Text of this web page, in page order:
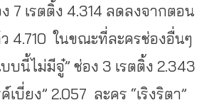
7 เรตติ้ง 4.314 ลดลงจากตอน
4.710 ในขณะที่ละครช่องอื่นๆ
บนี้ไม่มีจู๋” ช่อง 3 เรตติ้ง 2.343
เบี่ยง” 2.057 ละคร “เริงริตา”